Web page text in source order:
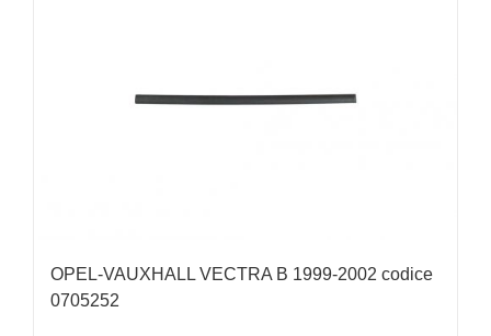
OPEL-VAUXHALL VECTRA B 1999-2002 codice
0705252